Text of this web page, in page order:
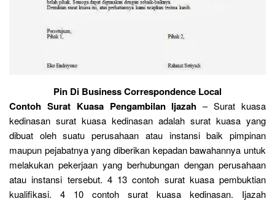
Pin Di Business Correspondence Local
Contoh Surat Kuasa Pengambilan Ijazah – Surat kuasa
kedinasan surat kuasa kedinasan adalah surat kuasa yang
dibuat oleh suatu perusahaan atau instansi baik pimpinan
maupun pejabatnya yang diberikan kepadan bawahannya untuk
melakukan pekerjaan yang berhubungan dengan perusahaan
atau instansi tersebut. 4 13 contoh surat kuasa pembuktian
kualifikasi. 4 10 contoh surat kuasa kedinasan. Ijazah